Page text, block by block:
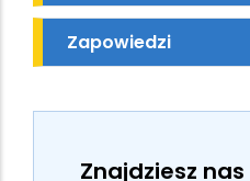
Zapowiedzi
Znajdziesz